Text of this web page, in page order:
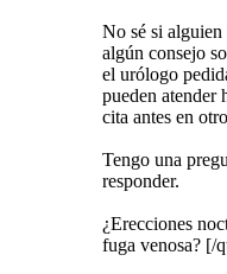
No sé si
algún consejo
el urólogo
pueden atender
cita antes en
Tengo una
responder.
¿Erecciones
fuga venosa? [/